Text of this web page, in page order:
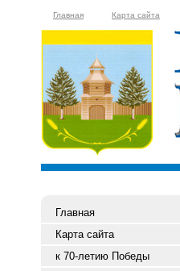
Главная Карта сайта
Главная
Карта сайта
к 70-летию Победы